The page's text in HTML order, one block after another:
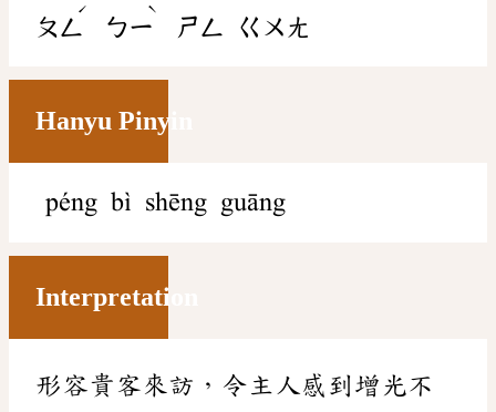
ㄆㄥ
ˊ
ㄅㄧ
ˋ
ㄕㄥ ㄍㄨㄤ
Hanyu Pinyin
péng bì shēng guāng
Interpretation
形容貴客來訪，令主人感到增光不